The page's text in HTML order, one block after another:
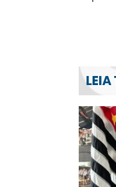
LEIA